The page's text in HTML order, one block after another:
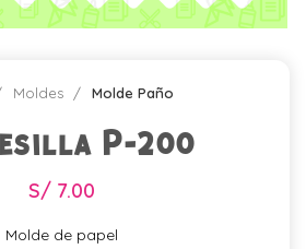
Moldes Molde Paño
P-200
S/7.00
Molde de papel